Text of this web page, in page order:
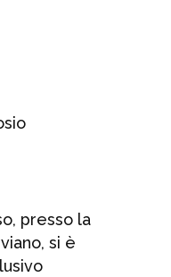
presso la
si è